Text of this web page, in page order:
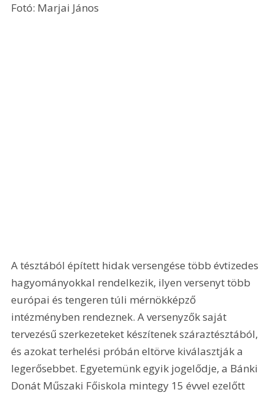
Fotó: Marjai János
A tésztából épített hidak versengése több évtizedes
hagyományokkal rendelkezik, ilyen versenyt több
európai és tengeren túli mérnökképző
intézményben rendeznek. A versenyzők saját
tervezésű szerkezeteket készítenek száraztésztából,
és azokat terhelési próbán eltörve kiválasztják a
legerősebbet. Egyetemünk egyik jogelődje, a Bánki
Donát Műszaki Főiskola mintegy 15 évvel ezelőtt